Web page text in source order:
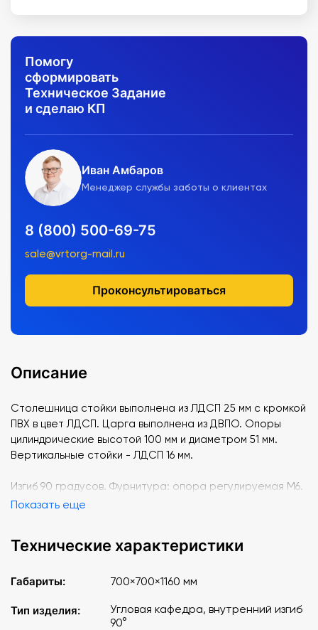
Помогу
сформировать
Техническое Задание
и сделаю КП
Иван Амбаров
Менеджер службы заботы о клиентах
8 (800) 500-69-75
sale@vrtorg-mail.ru
Проконсультироваться
Описание
Столешница стойки выполнена из ЛДСП 25 мм с кромкой
ПВХ в цвет ЛДСП. Царга выполнена из ДВПО. Опоры
цилиндрические высотой 100 мм и диаметром 51 мм.
Вертикальные стойки - ЛДСП 16 мм.
Изгиб 90 градусов. Фурнитура: опора регулируемая М6.
Показать еще
Технические характеристики
Габариты: 700×700×1160 мм
Тип изделия:
Угловая кафедра, внутренний изгиб
90°